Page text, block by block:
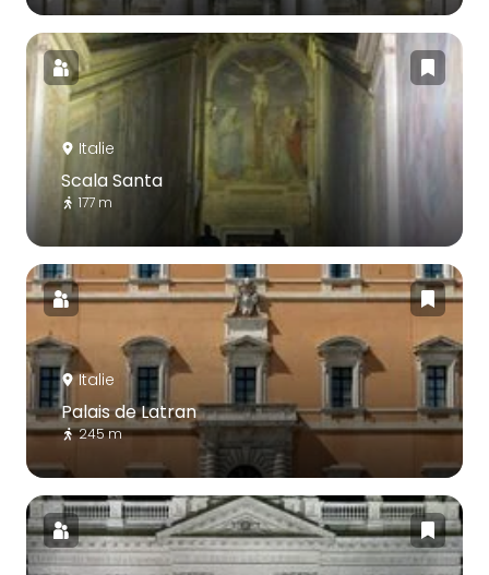
Italie
Scala Santa
177 m
Italie
Palais de Latran
245 m